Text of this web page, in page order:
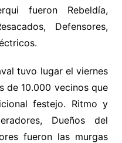
fueron Rebeldía,
Defensores,
tuvo lugar el viernes
de 10.000 vecinos que
festejo. Ritmo y
Dueños del
fueron las murgas